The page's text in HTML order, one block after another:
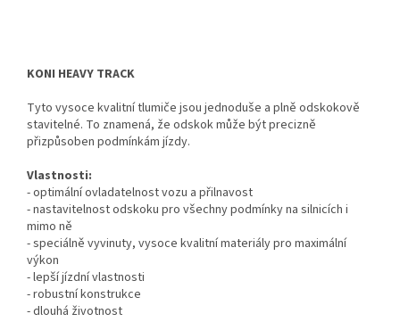
KONI HEAVY TRACK
Tyto vysoce kvalitní tlumiče jsou jednoduše a plně odskokově
stavitelné. To znamená, že odskok může být precizně
přizpůsoben podmínkám jízdy.
Vlastnosti:
- optimální ovladatelnost vozu a přilnavost
- nastavitelnost odskoku pro všechny podmínky na silnicích i
mimo ně
- speciálně vyvinuty, vysoce kvalitní materiály pro maximální
výkon
- lepší jízdní vlastnosti
- robustní konstrukce
- dlouhá životnost